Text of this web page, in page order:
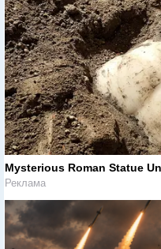
Mysterious Roman Statue
Реклама